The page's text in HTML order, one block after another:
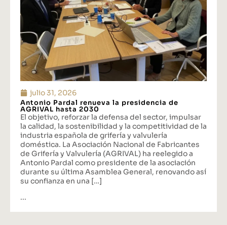
julio 31, 2026
Antonio Pardal renueva la presidencia de
AGRIVAL hasta 2030
El objetivo, reforzar la defensa del sector, impulsar
la calidad, la sostenibilidad y la competitividad de la
industria española de grifería y valvulería
doméstica. La Asociación Nacional de Fabricantes
de Grifería y Valvulería (AGRIVAL) ha reelegido a
Antonio Pardal como presidente de la asociación
durante su última Asamblea General, renovando así
su confianza en una […]
...